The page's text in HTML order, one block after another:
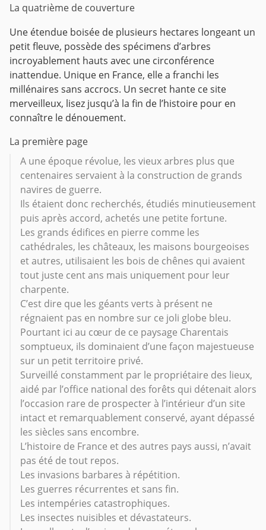
La quatrième de couverture
Une étendue boisée de plusieurs hectares longeant un
petit fleuve, possède des spécimens d’arbres
incroyablement hauts avec une circonférence
inattendue. Unique en France, elle a franchi les
millénaires sans accrocs. Un secret hante ce site
merveilleux, lisez jusqu’à la fin de l’histoire pour en
connaître le dénouement.
La première page
A une époque révolue, les vieux arbres plus que
centenaires servaient à la construction de grands
navires de guerre.
Ils étaient donc recherchés, étudiés minutieusement
puis après accord, achetés une petite fortune.
Les grands édifices en pierre comme les
cathédrales, les châteaux, les maisons bourgeoises
et autres, utilisaient les bois de chênes qui avaient
tout juste cent ans mais uniquement pour leur
charpente.
C’est dire que les géants verts à présent ne
régnaient pas en nombre sur ce joli globe bleu.
Pourtant ici au cœur de ce paysage Charentais
somptueux, ils dominaient d’une façon majestueuse
sur un petit territoire privé.
Surveillé constamment par le propriétaire des lieux,
aidé par l’office national des forêts qui détenait alors
l’occasion rare de prospecter à l’intérieur d’un site
intact et remarquablement conservé, ayant dépassé
les siècles sans encombre.
L’histoire de France et des autres pays aussi, n’avait
pas été de tout repos.
Les invasions barbares à répétition.
Les guerres récurrentes et sans fin.
Les intempéries catastrophiques.
Les insectes nuisibles et dévastateurs.